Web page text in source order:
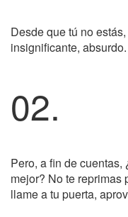
Desde que tú no
insignificante, absurdo.
02.
Pero, a fin de
mejor? No te reprimas
llame a tu puerta,